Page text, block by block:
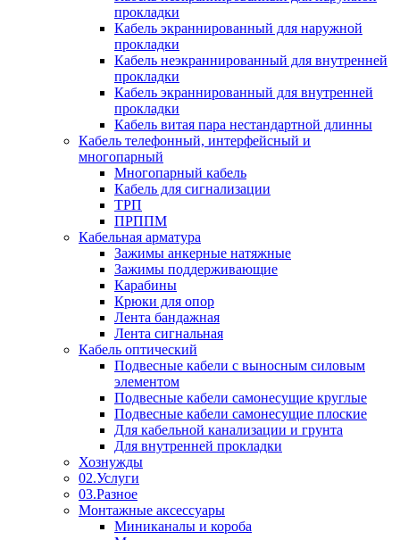
прокладки
Кабель экраннированный для наружной
прокладки
Кабель неэкраннированный для внутренней
прокладки
Кабель экраннированный для внутренней
прокладки
Кабель витая пара нестандартной длинны
Кабель телефонный, интерфейсный и
многопарный
Многопарный кабель
Кабель для сигнализации
ТРП
ПРППМ
Кабельная арматура
Зажимы анкерные натяжные
Зажимы поддерживающие
Карабины
Крюки для опор
Лента бандажная
Лента сигнальная
Кабель оптический
Подвесные кабели с выносным силовым
элементом
Подвесные кабели самонесущие круглые
Подвесные кабели самонесущие плоские
Для кабельной канализации и грунта
Для внутренней прокладки
Хознужды
02.Услуги
03.Разное
Монтажные аксессуары
Миниканалы и короба